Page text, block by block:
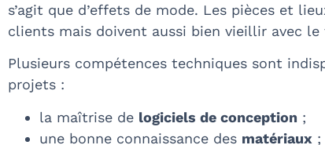
s’agit que d’effets de mode. Les pièces et
clients mais doivent aussi bien vieillir avec le
Plusieurs compétences techniques sont
projets :
la maîtrise de logiciels de conception ;
une bonne connaissance des matériaux ;